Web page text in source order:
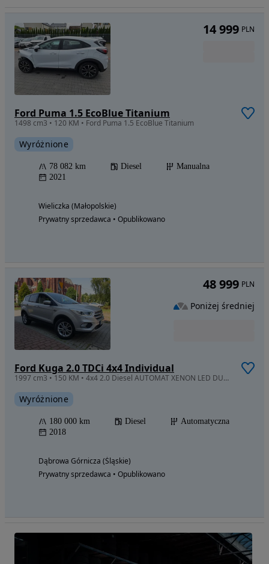
Ford Puma 1.5 EcoBlue Titanium
1498 cm3 • 120 KM • Ford Puma 1.5 EcoBlue Titanium
Wyróżnione
78 082 km Diesel
Manualna
2021
Wieliczka (Małopolskie)
Prywatny sprzedawca • Opublikowano
14 999 PLN
Ford Kuga 2.0 TDCi 4x4 Individual
1997 cm3 • 150 KM • 4x4 2.0 Diesel AUTOMAT XENON LED DUŻA NAVi Manetki F1 Abdroid AUTO
Wyróżnione
180 000 km Diesel
Automatyczna
2018
Dąbrowa Górnicza (Śląskie)
Prywatny sprzedawca • Opublikowano
48 999 PLN
Poniżej średniej